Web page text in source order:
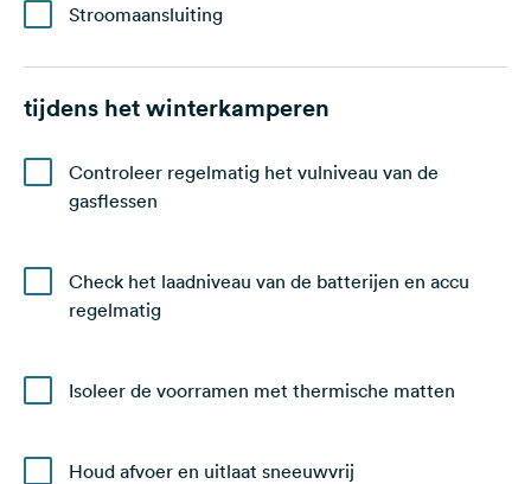
Stroomaansluiting
tijdens het winterkamperen
Controleer regelmatig het vulniveau van de
gasflessen
Check het laadniveau van de batterijen en accu
regelmatig
Isoleer de voorramen met thermische matten
Houd afvoer en uitlaat sneeuwvrij